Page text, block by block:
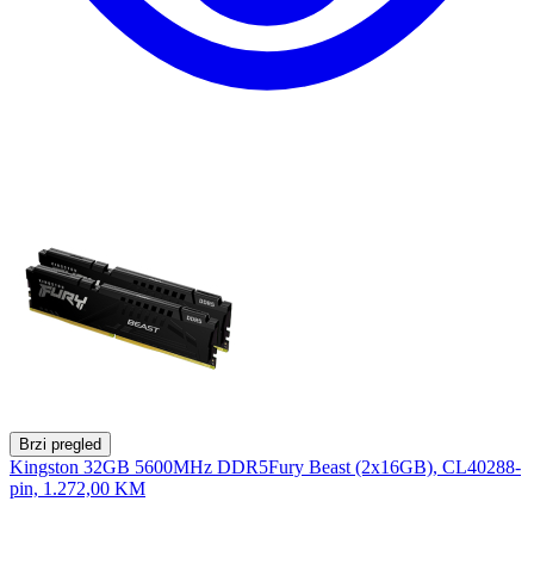
Brzi pregled
Kingston 32GB 5600MHz DDR5Fury Beast (2x16GB), CL40288-
pin, 1.272,00 KM